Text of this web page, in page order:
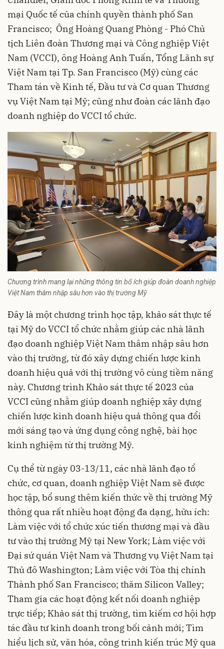
mại Quốc tế của chính quyền thành phố San
Francisco; Ông Hoàng Quang Phòng - Phó Chủ
tịch Liên đoàn Thương mại và Công nghiệp Việt
Nam (VCCI), ông Hoàng Anh Tuấn, Tổng Lãnh sự
Việt Nam tại Tp. San Francisco (Mỹ) cùng các
Tham tán về Kinh tế, Đầu tư và Cơ quan Thương
vụ Việt Nam tại Mỹ; cũng như đoàn các lãnh đạo
doanh nghiệp do VCCI tổ chức.
Chương trình mang lại những thông tin bổ ích giúp đoàn doanh nghiệp
Việt Nam thâm nhập sâu hơn vào thị trường Mỹ
Đây là một chương trình học tập, khảo sát thực tế
tại Mỹ do VCCI tổ chức nhằm giúp các nhà lãnh
đạo doanh nghiệp Việt Nam thâm nhập sâu hơn
vào thị trường, từ đó xây dựng chiến lược kinh
doanh hiệu quả với thị trường vô cùng tiềm năng
này. Chương trình Khảo sát thực tế 2023 của
VCCI cũng nhằm giúp doanh nghiệp xây dựng
chiến lược kinh doanh hiệu quả thông qua đổi
mới sáng tạo và ứng dụng công nghệ, bài học
kinh nghiệm từ thị trường Mỹ.
Cụ thể từ ngày 03-13/11, các nhà lãnh đạo tổ
chức, cơ quan, doanh nghiệp Việt Nam sẽ được
học tập, bổ sung thêm kiến thức về thị trường Mỹ
thông qua rất nhiều hoạt động đa dạng, hữu ích:
Làm việc với tổ chức xúc tiến thương mại và đầu
tư vào thị trường Mỹ tại New York; Làm việc với
Đại sứ quán Việt Nam và Thương vụ Việt Nam tại
Thủ đô Washington; Làm việc với Tòa thị chính
Thành phố San Francisco; thăm Silicon Valley;
Tham gia các hoạt động kết nối doanh nghiệp
trực tiếp; Khảo sát thị trường, tìm kiếm cơ hội hợp
tác đầu tư kinh doanh trong bối cảnh mới; Tìm
hiểu lịch sử, văn hóa, công trình kiến trúc Mỹ qua